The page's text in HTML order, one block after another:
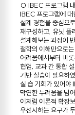
○ IBEC 프로그램
IBEC 프로그램에 대
설계 경험을 중심으
재구성하고, 유닛 플
설계해보는 과정이
철학의 이해만으로
어려움에서부터 비
협업, 교과 간 통합
기반 실습이 필요하
실 습 기회가 있어야
막연한 두려움을 넘
이처럼 이론적 확장
우선시하는 요구가